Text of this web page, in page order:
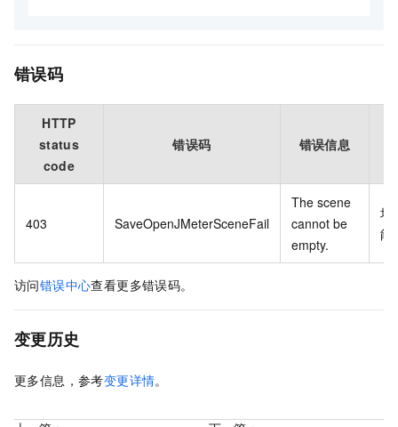
错误码
HTTP
status
code
错误码 错误信息
403 SaveOpenJMeterSceneFail
The scene
cannot be
empty.
场
能
访问错误中心查看更多错误码。
变更历史
更多信息，参考变更详情。